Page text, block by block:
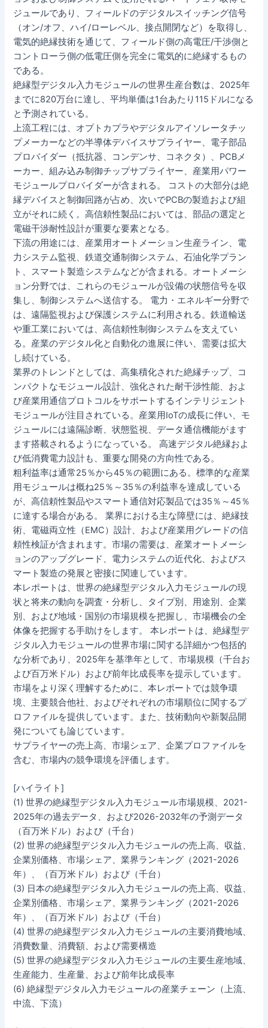
ジュールであり、フィールドのデジタルスイッチング信号
（オン/オフ、ハイ/ローレベル、接点開閉など）を取得し、
電気的絶縁技術を通じて、フィールド側の高電圧/干渉側と
コントローラ側の低電圧側を完全に電気的に絶縁するもの
である。
絶縁型デジタル入力モジュールの世界生産台数は、2025年
までに820万台に達し、平均単価は1台あたり115ドルになる
と予測されている。
上流工程には、オプトカプラやデジタルアイソレータチッ
プメーカーなどの半導体デバイスサプライヤー、電子部品
プロバイダー（抵抗器、コンデンサ、コネクタ）、PCBメ
ーカー、組み込み制御チップサプライヤー、産業用パワー
モジュールプロバイダーが含まれる。 コストの大部分は絶
縁デバイスと制御回路が占め、次いでPCBの製造および組
立がそれに続く。高信頼性製品においては、部品の選定と
電磁干渉耐性設計が重要な要素となる。
下流の用途には、産業用オートメーション生産ライン、電
力システム監視、鉄道交通制御システム、石油化学プラン
ト、スマート製造システムなどが含まれる。オートメーシ
ョン分野では、これらのモジュールが設備の状態信号を収
集し、制御システムへ送信する。 電力・エネルギー分野で
は、遠隔監視および保護システムに利用される。鉄道輸送
や重工業においては、高信頼性制御システムを支えてい
る。産業のデジタル化と自動化の進展に伴い、需要は拡大
し続けている。
業界のトレンドとしては、高集積化された絶縁チップ、コ
ンパクトなモジュール設計、強化された耐干渉性能、およ
び産業用通信プロトコルをサポートするインテリジェント
モジュールが注目されている。産業用IoTの成長に伴い、モ
ジュールには遠隔診断、状態監視、データ通信機能がます
ます搭載されるようになっている。 高速デジタル絶縁およ
び低消費電力設計も、重要な開発の方向性である。
粗利益率は通常25％から45％の範囲にある。標準的な産業
用モジュールは概ね25％～35％の利益率を達成している
が、高信頼性製品やスマート通信対応製品では35％～45％
に達する場合がある。 業界における主な障壁には、絶縁技
術、電磁両立性（EMC）設計、および産業用グレードの信
頼性検証が含まれます。市場の需要は、産業オートメーシ
ョンのアップグレード、電力システムの近代化、およびス
マート製造の発展と密接に関連しています。
本レポートは、世界の絶縁型デジタル入力モジュールの現
状と将来の動向を調査・分析し、タイプ別、用途別、企業
別、および地域・国別の市場規模を把握し、市場機会の全
体像を把握する手助けをします。 本レポートは、絶縁型デ
ジタル入力モジュールの世界市場に関する詳細かつ包括的
な分析であり、2025年を基準年として、市場規模（千台お
よび百万米ドル）および前年比成長率を提示しています。
市場をより深く理解するために、本レポートでは競争環
境、主要競合他社、およびそれぞれの市場順位に関するプ
ロファイルを提供しています。また、技術動向や新製品開
発についても論じています。
サプライヤーの売上高、市場シェア、企業プロファイルを
含む、市場内の競争環境を評価します。
[ハイライト]
(1) 世界の絶縁型デジタル入力モジュール市場規模、2021-
2025年の過去データ、および2026-2032年の予測データ
（百万米ドル）および（千台）
(2) 世界の絶縁型デジタル入力モジュールの売上高、収益、
企業別価格、市場シェア、業界ランキング（2021-2026
年）、（百万米ドル）および（千台）
(3) 日本の絶縁型デジタル入力モジュールの売上高、収益、
企業別価格、市場シェア、業界ランキング（2021-2026
年）、（百万米ドル）および（千台）
(4) 世界の絶縁型デジタル入力モジュールの主要消費地域、
消費数量、消費額、および需要構造
(5) 世界の絶縁型デジタル入力モジュールの主要生産地域、
生産能力、生産量、および前年比成長率
(6) 絶縁型デジタル入力モジュールの産業チェーン（上流、
中流、下流）